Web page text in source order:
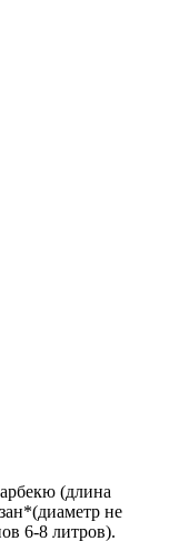
(длина
не
6-8 литров).